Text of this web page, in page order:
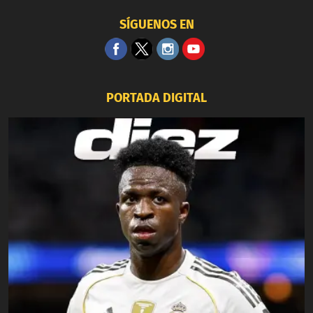
SÍGUENOS EN
PORTADA DIGITAL